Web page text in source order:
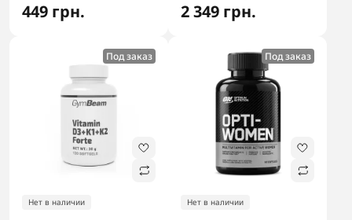
449 грн. 2 349 грн.
Под заказ
Нет в наличии
Под заказ
Нет в наличии